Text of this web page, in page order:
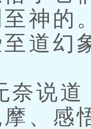
神的
道幻
说道
、感